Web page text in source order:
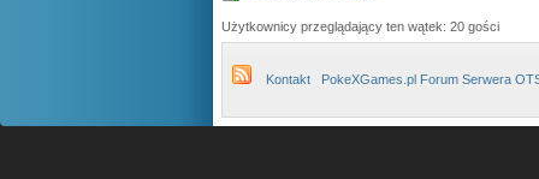
Użytkownicy przeglądający ten wątek: 20 gości
Kontakt PokeXGames.pl Forum Serwera